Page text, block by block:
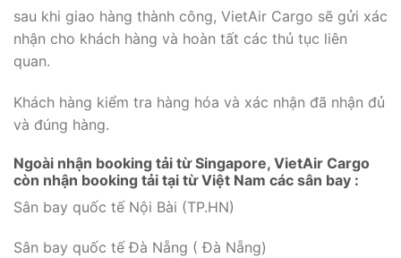
sau khi giao hàng thành công, VietAir Cargo sẽ gửi xác
nhận cho khách hàng và hoàn tất các thủ tục liên
quan.
Khách hàng kiểm tra hàng hóa và xác nhận đã nhận đủ
và đúng hàng.
Ngoài nhận booking tải từ Singapore, VietAir Cargo
còn nhận booking tải tại từ Việt Nam các sân bay :
Sân bay quốc tế Nội Bài (TP.HN)
Sân bay quốc tế Đà Nẵng ( Đà Nẵng)